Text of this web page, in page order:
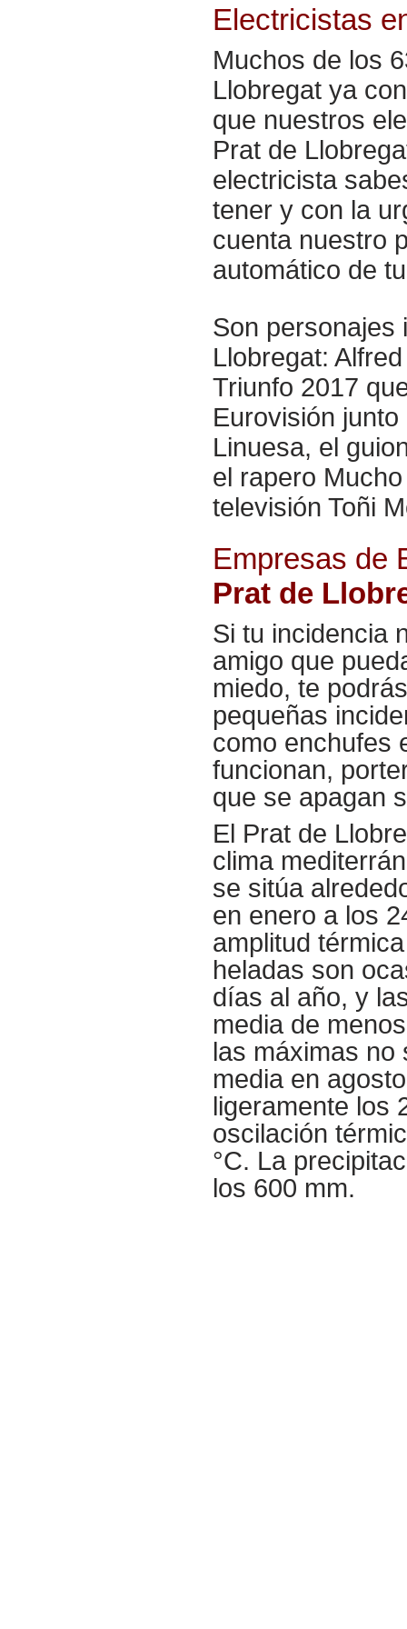
Electricistas
Muchos de los
Llobregat ya
que nuestros
Prat de
electricista
tener y con la
cuenta nuestro
automático de
Son personajes
Llobregat:
Triunfo 2017
Eurovisión
Linuesa, el
el rapero
televisión Toñi
Empresas de
Prat de
Si tu incidencia
amigo que
miedo, te
pequeñas
como enchufes
funcionan,
que se apagan
El Prat de
clima
se sitúa
en enero a los
amplitud
heladas son
días al año, y
media de
las máximas no
media en
ligeramente los
oscilación
°C. La
los 600 mm.